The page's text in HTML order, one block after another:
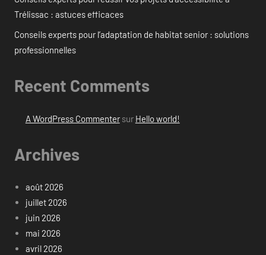
Trélissac : astuces efficaces
Conseils experts pour l’adaptation de habitat senior : solutions
professionnelles
Recent Comments
A WordPress Commentersur Hello world!
Archives
août 2026
juillet 2026
juin 2026
mai 2026
avril 2026